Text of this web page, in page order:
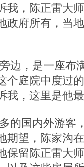
我，陈正雷大
政府所有，当
边，是一座布
个庭院中度过
我，这里是他最
的国内外游客
期望，陈家沟
保留陈正雷大